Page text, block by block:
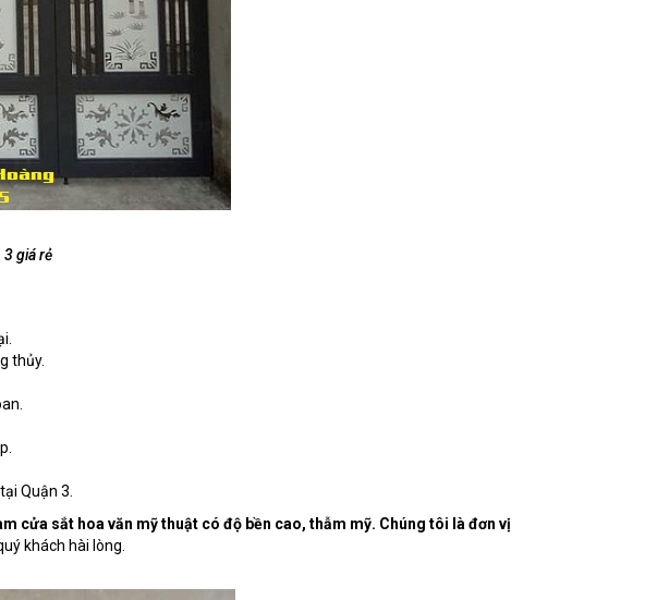
giá rẻ
thủy.
Quận 3.
cửa sắt hoa văn mỹ thuật có độ bền cao, thẫm mỹ. Chúng tôi là đơn vị
khách hài lòng.